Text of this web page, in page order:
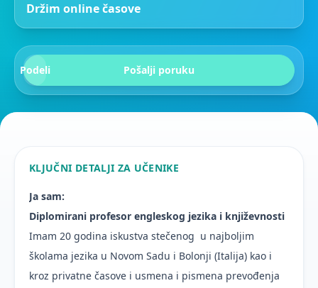
Držim online časove
Podeli Pošalji poruku
KLJUČNI DETALJI ZA UČENIKE
Ja sam:
Diplomirani profesor engleskog jezika i književnosti
Imam 20 godina iskustva stečenog u najboljim
školama jezika u Novom Sadu i Bolonji (Italija) kao i
kroz privatne časove i usmena i pismena prevođenja